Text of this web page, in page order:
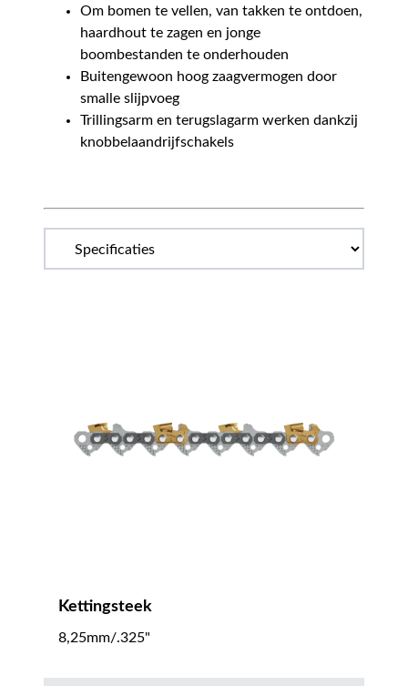
Om bomen te vellen, van takken te ontdoen,
haardhout te zagen en jonge
boombestanden te onderhouden
Buitengewoon hoog zaagvermogen door
smalle slijpvoeg
Trillingsarm en terugslagarm werken dankzij
knobbelaandrijfschakels
Kettingsteek
8,25mm/.325"